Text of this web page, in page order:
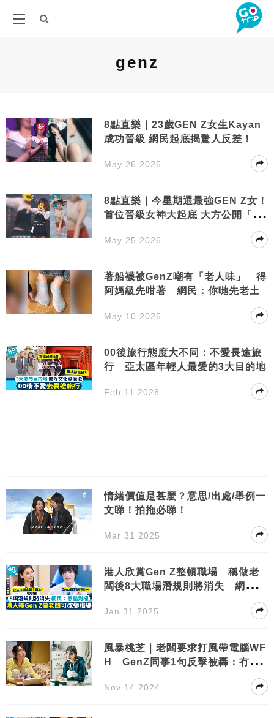
genz
8點直樂｜23歲GEN Z女生Kayan
成功晉級 網民起底揭驚人反差！
May 26 2026
8點直樂｜今星期選最強GEN Z女！
首位晉級女神大起底 大方公開「出
May 25 2026
著船襪被GenZ嘲有「老人味」 得
阿媽級先咁著 網民：你哋先老土
May 10 2026
00後旅行態度大不同：不愛長途旅
行 亞太區年輕人最愛的3大目的地
Feb 11 2026
情緒價值是甚麼？意思/出處/舉例一
文睇！拍拖必睇！
Mar 31 2025
港人欣賞Gen Z整頓職場 稱做老
闆後8大職場潛規則將消失 網民：
Jan 31 2025
風暴桃芝｜老闆要求打風帶電腦WF
H GenZ同事1句反擊被轟：冇責
Nov 14 2024